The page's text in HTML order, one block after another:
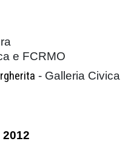
e FCRMO
- Galleria Civica